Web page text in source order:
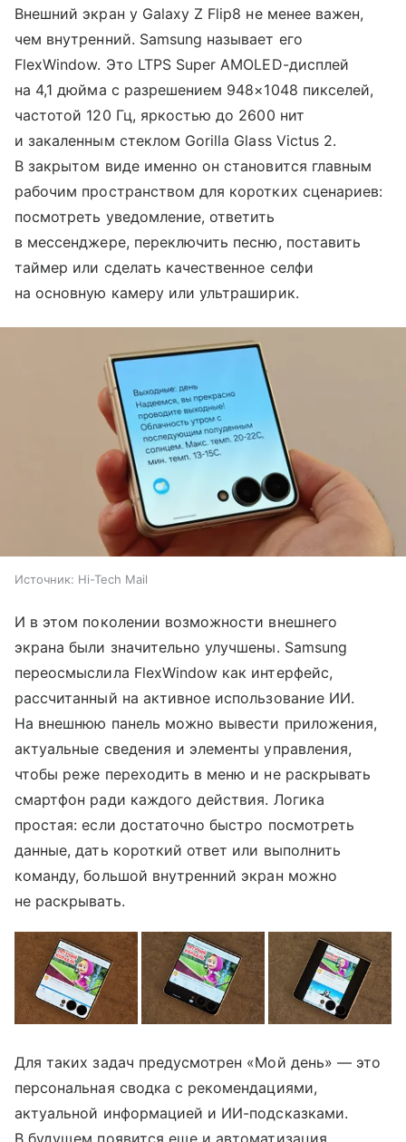
Внешний экран у Galaxy Z Flip8 не менее важен,
чем внутренний. Samsung называет его
FlexWindow. Это LTPS Super AMOLED-дисплей
на 4,1 дюйма с разрешением 948×1048 пикселей,
частотой 120 Гц, яркостью до 2600 нит
и закаленным стеклом Gorilla Glass Victus 2.
В закрытом виде именно он становится главным
рабочим пространством для коротких сценариев:
посмотреть уведомление, ответить
в мессенджере, переключить песню, поставить
таймер или сделать качественное селфи
на основную камеру или ультраширик.
Источник: Hi-Tech Mail
И в этом поколении возможности внешнего
экрана были значительно улучшены. Samsung
переосмыслила FlexWindow как интерфейс,
рассчитанный на активное использование ИИ.
На внешнюю панель можно вывести приложения,
актуальные сведения и элементы управления,
чтобы реже переходить в меню и не раскрывать
смартфон ради каждого действия. Логика
простая: если достаточно быстро посмотреть
данные, дать короткий ответ или выполнить
команду, большой внутренний экран можно
не раскрывать.
Для таких задач предусмотрен «Мой день» — это
персональная сводка с рекомендациями,
актуальной информацией и ИИ-подсказками.
В будущем появится еще и автоматизация